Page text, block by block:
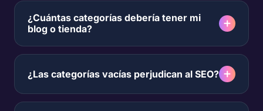
¿Cuántas categorías debería tener mi
blog o tienda?
¿Las categorías vacías perjudican al SEO?